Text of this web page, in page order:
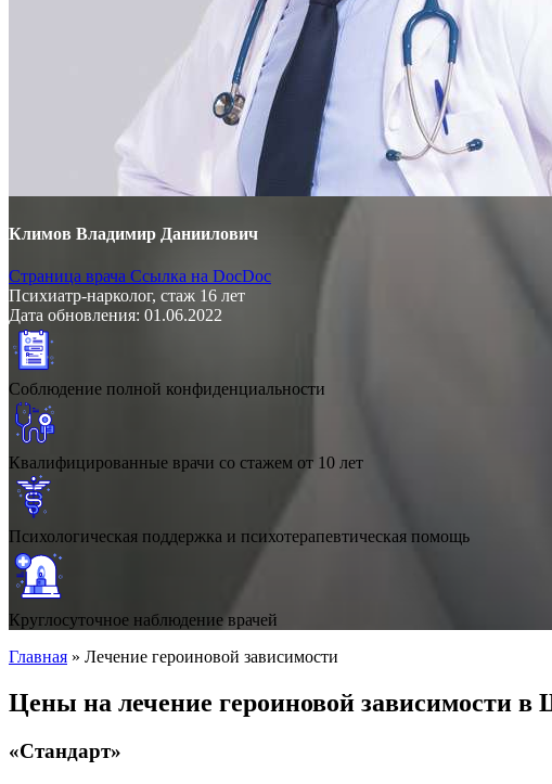
Климов Владимир Даниилович
Страница врача Ссылка на DocDoc
Психиатр-нарколог, стаж 16 лет
Дата обновления: 01.06.2022
Соблюдение полной конфиденциальности
Квалифицированные врачи со стажем от 10 лет
Психологическая поддержка и психотерапевтическая помощь
Круглосуточное наблюдение врачей
Главная » Лечение героиновой зависимости
Цены на лечение героиновой зависимости в
«Стандарт»